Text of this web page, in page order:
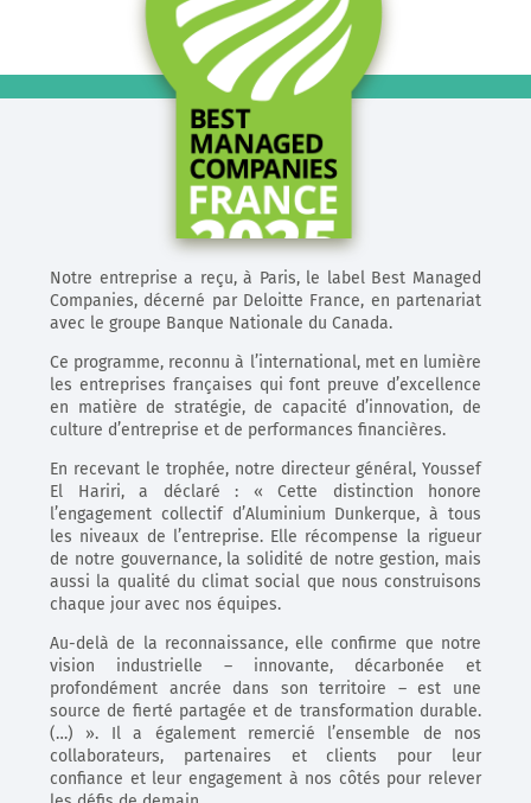
Notre entreprise a reçu, à Paris, le label Best Managed
Companies, décerné par Deloitte France, en partenariat
avec le groupe Banque Nationale du Canada.
Ce programme, reconnu à l’international, met en lumière
les entreprises françaises qui font preuve d’excellence
en matière de stratégie, de capacité d’innovation, de
culture d’entreprise et de performances financières.
En recevant le trophée, notre directeur général, Youssef
El Hariri, a déclaré : « Cette distinction honore
l’engagement collectif d’Aluminium Dunkerque, à tous
les niveaux de l’entreprise. Elle récompense la rigueur
de notre gouvernance, la solidité de notre gestion, mais
aussi la qualité du climat social que nous construisons
chaque jour avec nos équipes.
Au-delà de la reconnaissance, elle confirme que notre
vision industrielle – innovante, décarbonée et
profondément ancrée dans son territoire – est une
source de fierté partagée et de transformation durable.
(…) ». Il a également remercié l’ensemble de nos
collaborateurs, partenaires et clients pour leur
confiance et leur engagement à nos côtés pour relever